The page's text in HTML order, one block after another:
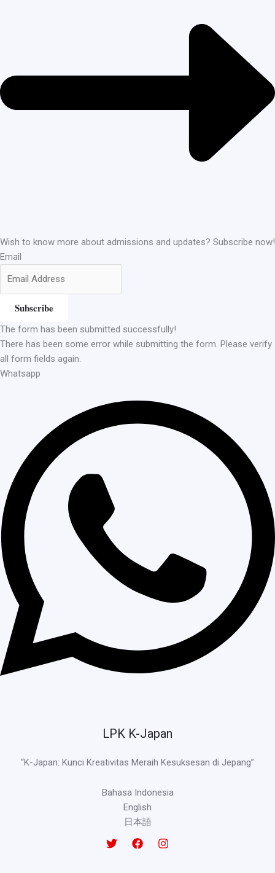
Wish to know more about admissions and updates? Subscribe now!
Email
Subscribe
The form has been submitted successfully!
There has been some error while submitting the form. Please verify
all form fields again.
Whatsapp
LPK K-Japan
“K-Japan: Kunci Kreativitas Meraih Kesuksesan di Jepang”
Bahasa Indonesia
English
日本語